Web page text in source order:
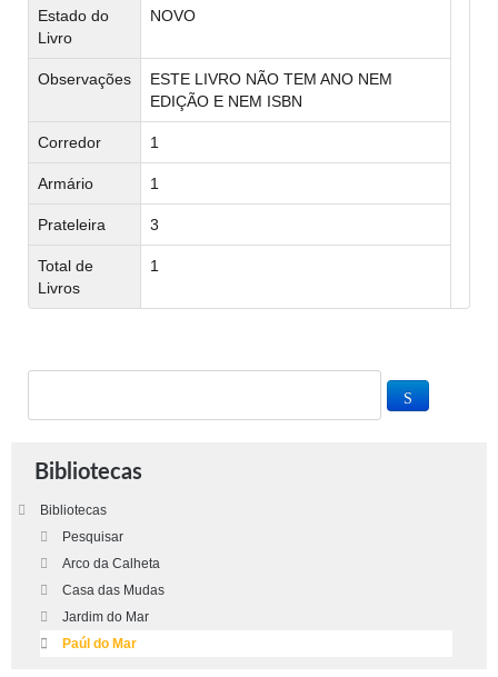
Estado do
Livro
NOVO
Observações
ESTE LIVRO NÃO TEM ANO NEM
EDIÇÃO E NEM ISBN
Corredor 1
Armário 1
Prateleira 3
Total de
Livros
1
Bibliotecas
Bibliotecas
Pesquisar
Arco da Calheta
Casa das Mudas
Jardim do Mar
Paúl do Mar